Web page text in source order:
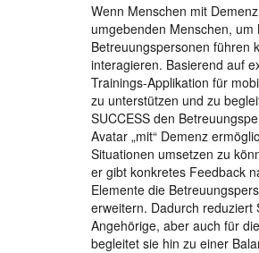
Wenn Menschen mit
umgebenden Menschen,
Betreuungspersonen führen
interagieren. Basierend auf
Trainings-Applikation für
zu unterstützen und zu
SUCCESS den
Avatar „mit“ Demenz
Situationen umsetzen zu
er gibt konkretes Feedback
Elemente die
erweitern. Dadurch reduziert
Angehörige, aber auch für
begleitet sie hin zu einer